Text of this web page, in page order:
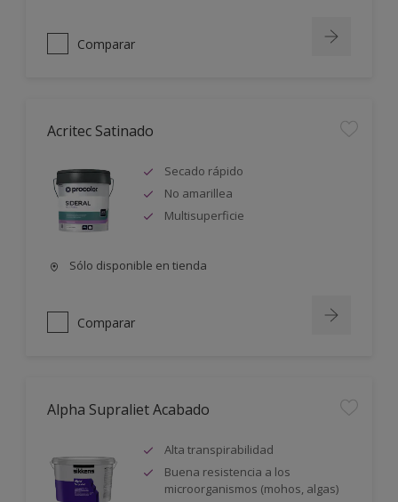
Comparar
Acritec Satinado
Secado rápido
No amarillea
Multisuperficie
Sólo disponible en tienda
Comparar
Alpha Supraliet Acabado
Alta transpirabilidad
Buena resistencia a los
microorganismos (mohos, algas)